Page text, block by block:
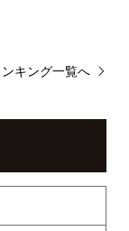
ンキング一覧へ